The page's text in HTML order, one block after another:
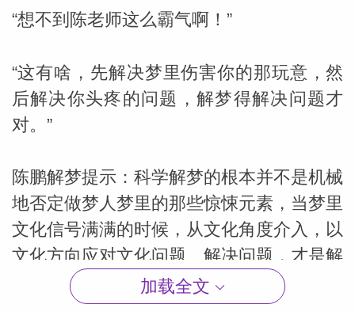
“想不到陈老师这么霸气啊！”
“这有啥，先解决梦里伤害你的那玩意，然
后解决你头疼的问题，解梦得解决问题才
对。”
陈鹏解梦提示：科学解梦的根本并不是机械
地否定做梦人梦里的那些惊悚元素，当梦里
文化信号满满的时候，从文化角度介入，以
文化方向应对文化问题、解决问题，才是解
梦最核心的科学思维。至于梦醒来之后的
“头疼欲裂”，在文化氛围到位之后再用专业
加载全文